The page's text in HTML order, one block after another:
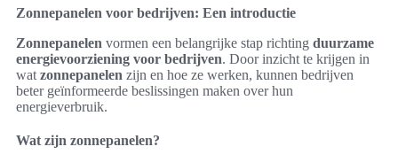
Zonnepanelen voor bedrijven: Een introductie
Zonnepanelen vormen een belangrijke stap richting duurzame
energievoorziening voor bedrijven. Door inzicht te krijgen in
wat zonnepanelen zijn en hoe ze werken, kunnen bedrijven
beter geïnformeerde beslissingen maken over hun
energieverbruik.
Wat zijn zonnepanelen?